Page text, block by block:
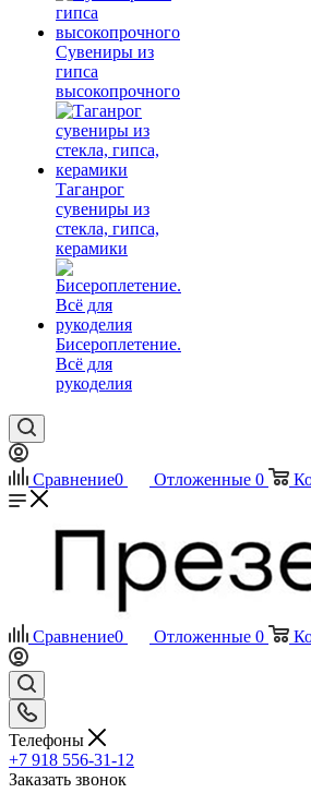
Сувениры из
гипса
высокопрочного
Таганрог
сувениры из
стекла, гипса,
керамики
Бисероплетение.
Всё для
рукоделия
Сравнение0 Отложенные 0
Сравнение0 Отложенные 0
Телефоны
+7 918 556-31-12
Заказать звонок